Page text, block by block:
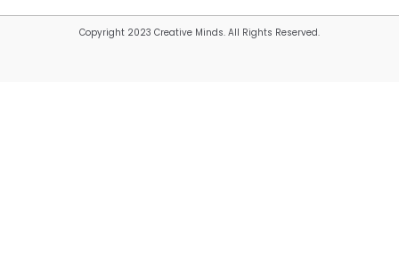
Copyright 2023 Creative Minds. All Rights Reserved.